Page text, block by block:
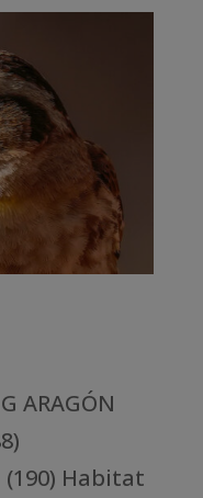
ARAGÓN
Habitat